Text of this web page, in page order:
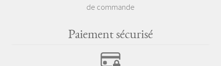
de commande
Paiement sécurisé